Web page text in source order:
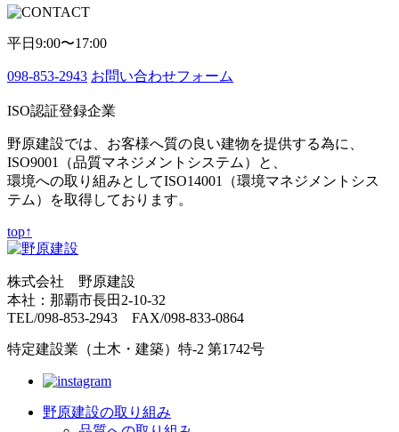
平日9:00〜17:00
098-853-2943 お問い合わせフォーム
ISO認証登録企業
野原建設では、お客様へ質の良い建物を提供する為に、
ISO9001（品質マネジメントシステム）と、
環境への取り組みとしてISO14001（環境マネジメントシス
テム）を取得しております。
top↑
株式会社 野原建設
本社：那覇市長田2-10-32
TEL/098-853-2943 FAX/098-833-0864
特定建設業（土木・建築）特-2 第1742号
野原建設の取り組み